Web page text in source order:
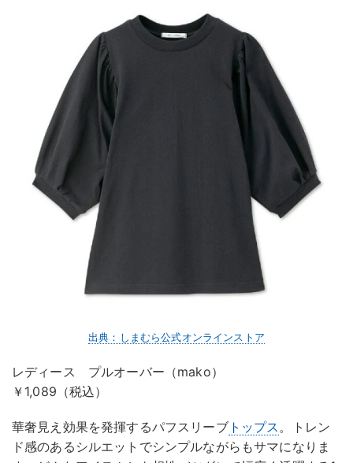
出典：しまむら公式オンラインストア
レディース プルオーバー（mako）
￥1,089（税込）
華奢見え効果を発揮するパフスリーブトップス。トレン
ド感のあるシルエットでシンプルながらもサマになりま